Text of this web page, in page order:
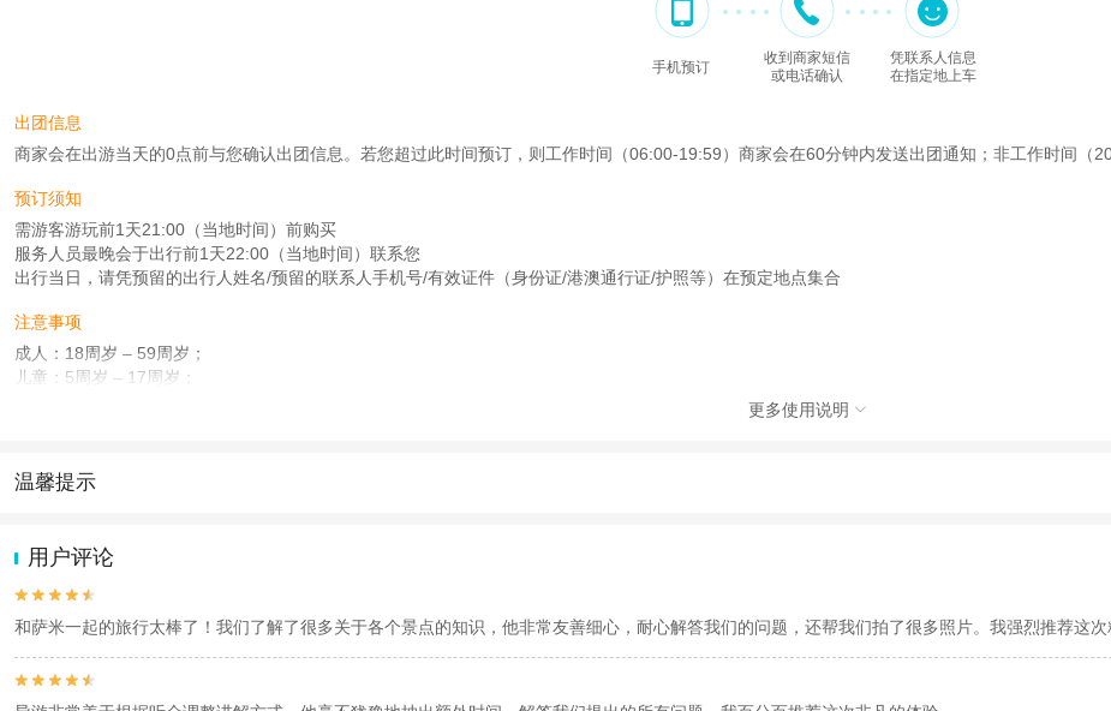
手机预订
收到商家短信
或电话确认
凭联系人信息
在指定地上车
出团信息
商家会在出游当天的0点前与您确认出团信息。若您超过此时间预订，则工作时间（06:00-19:59）商家会在60分钟内发送出团通知；非工作时间（
预订须知
需游客游玩前1天21:00（当地时间）前购买
服务人员最晚会于出行前1天22:00（当地时间）联系您
出行当日，请凭预留的出行人姓名/预留的联系人手机号/有效证件（身份证/港澳通行证/护照等）在预定地点集合
注意事项
成人：18周岁 – 59周岁；
儿童：5周岁 – 17周岁；
本产品由青岛驿路同行国际旅行社有限公司代理招徕，委托社为北京去哪游国际旅行社有限公司，具体的旅游服务和操作由委托社及其有资质的地接社提供
更多使用说明 
温馨提示
2.为普及旅游安全知识及旅游文明公约，使您的旅程顺利圆满完成，特制定
用户评论


和萨米一起的旅行太棒了！我们了解了很多关于各个景点的知识，他非常友善细心，耐心解答我们的问题，还帮我们拍了很多照片。我强烈推荐这次

